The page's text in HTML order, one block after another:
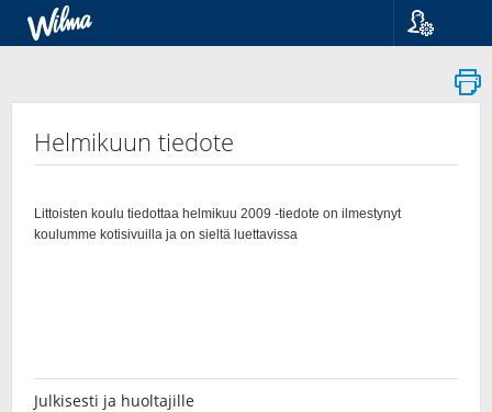
Suomi
Svenska
Helmikuun tiedote
Julkisesti ja huoltajille